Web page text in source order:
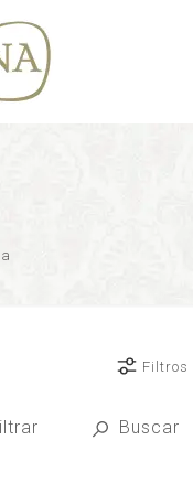
Filtros
Buscar